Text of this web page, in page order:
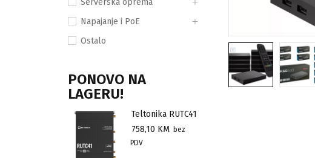
Serverska oprema
Napajanje i PoE
Ostalo
PONOVO NA
LAGERU!
Teltonika RUTC41
758,10 KM bez
PDV